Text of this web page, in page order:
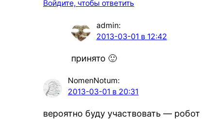
Войдите, чтобы ответить
admin:
2013-03-01 в 12:42
принято 🙂
NomenNotum:
2013-03-01 в 20:31
вероятно буду участвовать — робот